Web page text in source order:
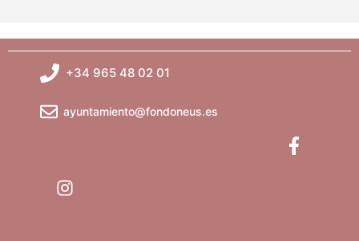
+34 965 48 02 01
ayuntamiento@fondoneus.es